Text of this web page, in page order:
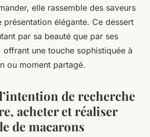
min de lecture
elle rassemble des saveurs
présentation élégante. Ce dessert
par sa beauté que par ses
offrant une touche sophistiquée à
ou moment partagé.
de recherche
acheter et réaliser
de macarons